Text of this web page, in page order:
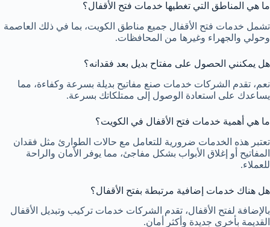
ما هي المناطق التي تغطيها خدمات فتح الأقفال؟
تشمل خدمات فتح الأقفال جميع مناطق الكويت، بما في ذلك العاصمة
وحولي والجهراء وغيرها من المحافظات.
هل يمكنني الحصول على مفتاح بديل بعد فقدانه؟
نعم، تقدم الشركات خدمات صنع مفاتيح بديلة بسرعة وكفاءة، مما
يساعدك على استعادة الوصول إلى ممتلكاتك بسرعة.
ما هي أهمية خدمات فتح الأقفال في الكويت؟
تعتبر هذه الخدمات ضرورية للتعامل مع حالات الطوارئ مثل فقدان
المفاتيح أو إغلاق الأبواب بشكل مفاجئ، مما يوفر الأمان والراحة
للعملاء.
هل هناك خدمات إضافية مرتبطة بفتح الأقفال؟
بالإضافة لفتح الأقفال، تقدم الشركات خدمات تركيب وتبديل الأقفال
القديمة بأخرى جديدة وأكثر أمان.